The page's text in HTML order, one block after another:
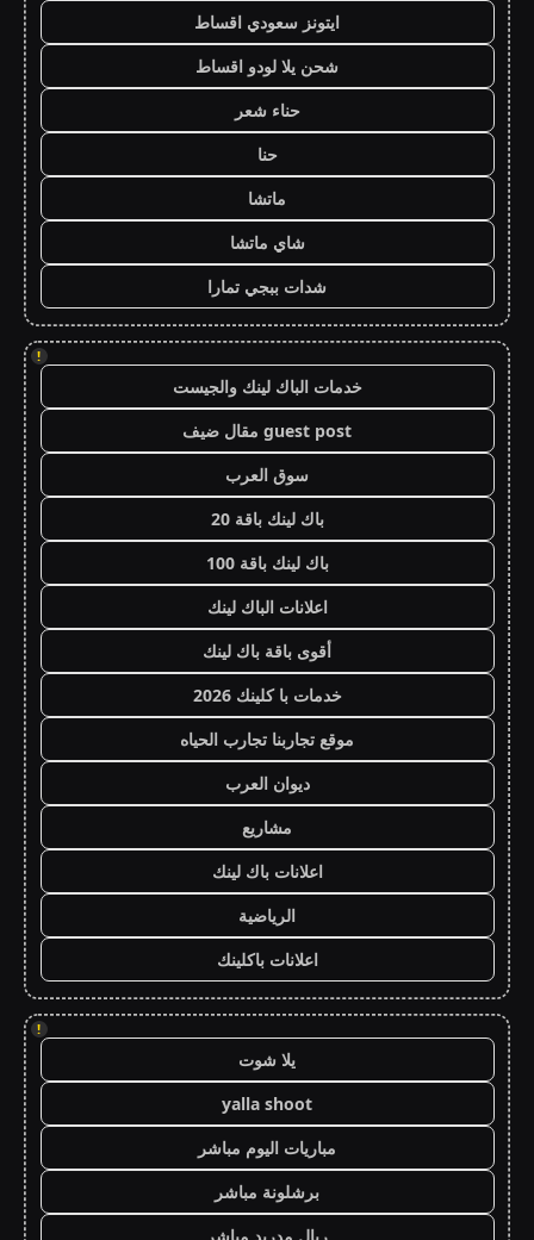
ايتونز سعودي اقساط
شحن يلا لودو اقساط
حناء شعر
حنا
ماتشا
شاي ماتشا
شدات ببجي تمارا
!
خدمات الباك لينك والجيست
guest post مقال ضيف
سوق العرب
باك لينك باقة 20
باك لينك باقة 100
اعلانات الباك لينك
أقوى باقة باك لينك
خدمات با كلينك 2026
موقع تجاربنا تجارب الحياه
ديوان العرب
مشاريع
اعلانات باك لينك
الرياضية
اعلانات باكلينك
!
يلا شوت
yalla shoot
مباريات اليوم مباشر
برشلونة مباشر
ريال مدريد مباشر